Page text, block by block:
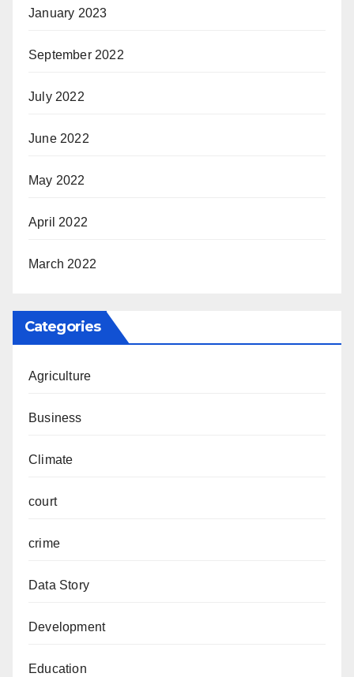
January 2023
September 2022
July 2022
June 2022
May 2022
April 2022
March 2022
Categories
Agriculture
Business
Climate
court
crime
Data Story
Development
Education